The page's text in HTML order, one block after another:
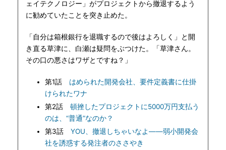
ェイテクノロジー」がプロジェクトから撤退するよう
に勧めていたことを突き止めた。
「自分は箱根銀行を退職するので後はよろしく」と開
き直る草津に、白瀬は疑問をぶつけた。「草津さん。
その口の悪さはワザとですね？」
第1話 はめられた開発会社、要件定義書に仕掛
けられたワナ
第2話 頓挫したプロジェクトに5000万円支払う
のは、“普通”なのか？
第3話 YOU、撤退しちゃいなよ――弱小開発会
社を誘惑する発注者のささやき